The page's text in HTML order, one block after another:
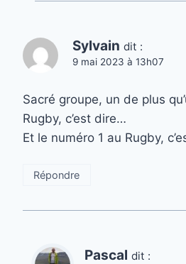
Sylvain dit :
9 mai 2023 à 13h07
Sacré groupe, un de plus
Rugby, c’est dire…
Et le numéro 1 au Rugby,
Répondre
Pascal dit :